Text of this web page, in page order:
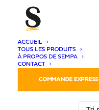
ACCUEIL
TOUS LES PRODUITS
À PROPOS DE SEMPA
CONTACT
COMMANDE EXPRESS
Voici le seul résultat